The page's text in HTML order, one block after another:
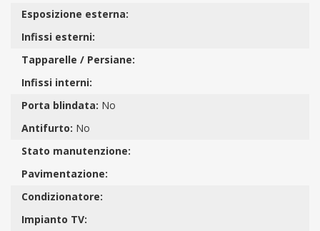
Esposizione esterna:
Infissi esterni:
Tapparelle / Persiane:
Infissi interni:
Porta blindata: No
Antifurto: No
Stato manutenzione:
Pavimentazione:
Condizionatore:
Impianto TV: